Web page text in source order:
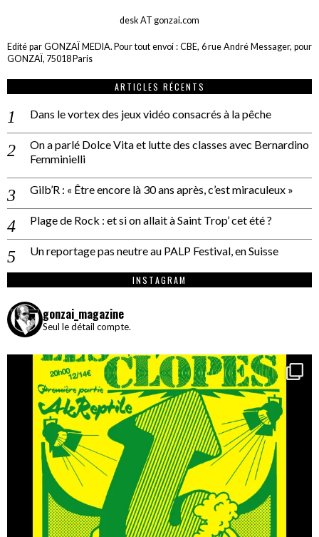
desk AT gonzai.com
Edité par GONZAÏ MEDIA. Pour tout envoi : CBE, 6 rue André Messager, pour
GONZAÏ, 75018 Paris
ARTICLES RÉCENTS
Dans le vortex des jeux vidéo consacrés à la pêche
On a parlé Dolce Vita et lutte des classes avec Bernardino
Femminielli
Gilb’R : « Être encore là 30 ans après, c’est miraculeux »
Plage de Rock : et si on allait à Saint Trop’ cet été ?
Un reportage pas neutre au PALP Festival, en Suisse
INSTAGRAM
gonzai_magazine
Seul le détail compte.